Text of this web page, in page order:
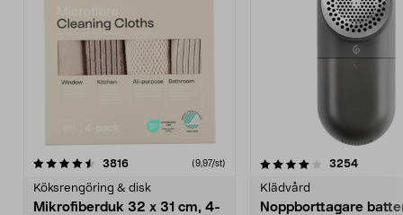
3816recensioner (9,97/st)
Köksrengöring & disk
Mikrofiberduk 32 x 31 cm, 4-
4.0av 5 stjärnor 3254
Klädvård
Noppborttagare
4.5av 5 stjärnor